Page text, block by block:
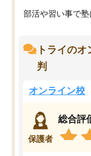
部活や習い事で塾
トライの
判
オンライン校
保護者
総合評